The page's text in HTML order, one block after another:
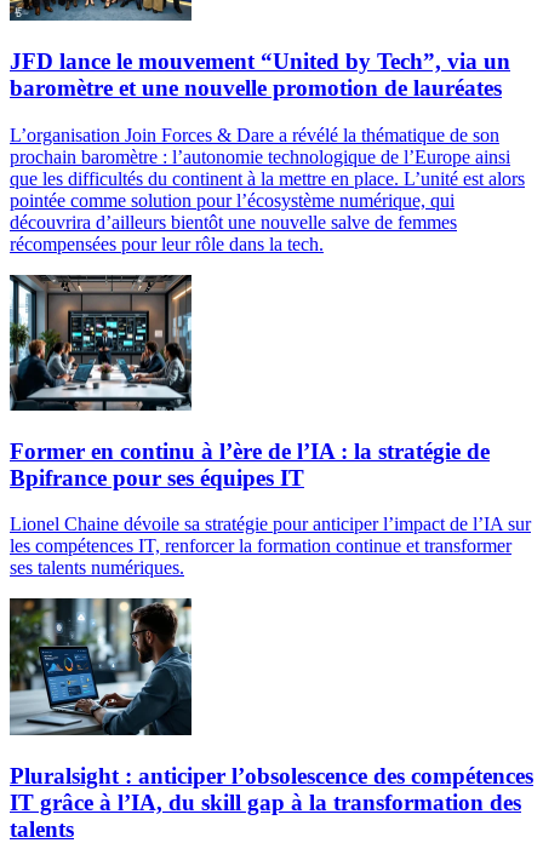
JFD lance le mouvement “United by Tech”, via un
baromètre et une nouvelle promotion de lauréates
L’organisation Join Forces & Dare a révélé la thématique de son
prochain baromètre : l’autonomie technologique de l’Europe ainsi
que les difficultés du continent à la mettre en place. L’unité est alors
pointée comme solution pour l’écosystème numérique, qui
découvrira d’ailleurs bientôt une nouvelle salve de femmes
récompensées pour leur rôle dans la tech.
Former en continu à l’ère de l’IA : la stratégie de
Bpifrance pour ses équipes IT
Lionel Chaine dévoile sa stratégie pour anticiper l’impact de l’IA sur
les compétences IT, renforcer la formation continue et transformer
ses talents numériques.
Pluralsight : anticiper l’obsolescence des compétences
IT grâce à l’IA, du skill gap à la transformation des
talents